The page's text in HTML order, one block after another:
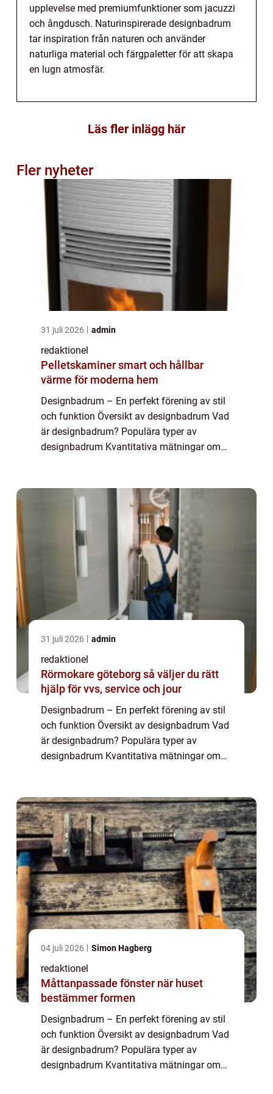
upplevelse med premiumfunktioner som jacuzzi
och ångdusch. Naturinspirerade designbadrum
tar inspiration från naturen och använder
naturliga material och färgpaletter för att skapa
en lugn atmosfär.
Läs fler inlägg här
Fler nyheter
31 juli 2026 admin
redaktionel
Pelletskaminer smart och hållbar
värme för moderna hem
Designbadrum – En perfekt förening av stil
och funktion Översikt av designbadrum Vad
är designbadrum? Populära typer av
designbadrum Kvantitativa mätningar om
31 juli 2026 admin
redaktionel
Rörmokare göteborg så väljer du rätt
hjälp för vvs, service och jour
Designbadrum – En perfekt förening av stil
och funktion Översikt av designbadrum Vad
är designbadrum? Populära typer av
designbadrum Kvantitativa mätningar om
med d...
04 juli 2026 Simon Hagberg
redaktionel
Måttanpassade fönster när huset
bestämmer formen
Designbadrum – En perfekt förening av stil
och funktion Översikt av designbadrum Vad
är designbadrum? Populära typer av
designbadrum Kvantitativa mätningar om